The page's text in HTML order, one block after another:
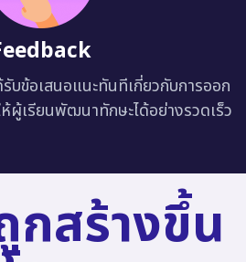
บข้อเสนอแนะทันทีเกี่ยวกับการออก
ผู้เรียนพัฒนาทักษะได้อย่างรวดเร็ว
กสร้างขึ้น